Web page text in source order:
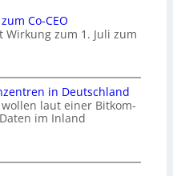
Co-CEO
Wirkung zum 1. Juli zum
in Deutschland
laut einer Bitkom-
im Inland